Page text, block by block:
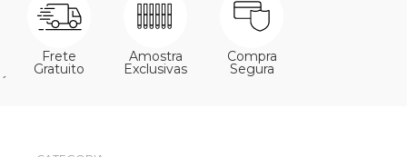
Frete
Gratuito
Amostra
Exclusivas
Compra
Segura
´